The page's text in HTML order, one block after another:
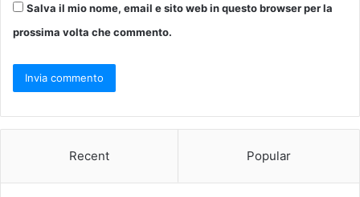
Salva il mio nome, email e sito web in questo browser per la
prossima volta che commento.
Recent Popular